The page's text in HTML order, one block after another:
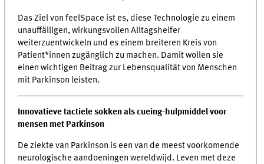
Das Ziel von feelSpace ist es, diese Technologie zu einem
unauffälligen, wirkungsvollen Alltagshelfer
weiterzuentwickeln und es einem breiteren Kreis von
Patient*innen zugänglich zu machen. Damit wollen sie
einen wichtigen Beitrag zur Lebensqualität von Menschen
mit Parkinson leisten.
Innovatieve tactiele sokken als cueing-hulpmiddel voor
mensen met Parkinson
De ziekte van Parkinson is een van de meest voorkomende
neurologische aandoeningen wereldwijd. Leven met deze